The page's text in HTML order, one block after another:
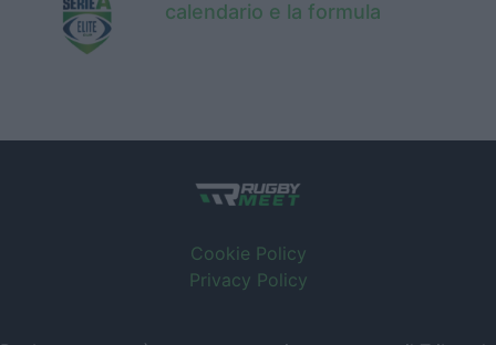
calendario e la formula
Cookie Policy
Privacy Policy